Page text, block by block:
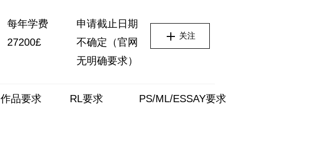
每年学费
27200£
申请截止日期
不确定（官网
无明确要求）
关注
作品要求 RL要求 PS/ML/ESSAY要求